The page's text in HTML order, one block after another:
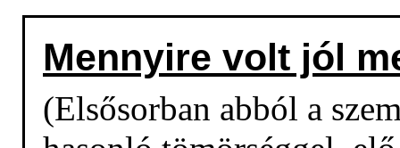
Mennyire volt jól
(Elsősorban abból a